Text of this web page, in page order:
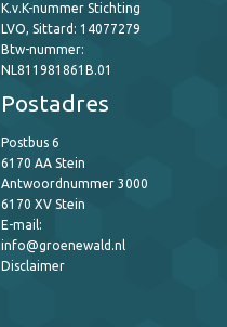
K.v.K-nummer Stichting
LVO, Sittard: 14077279
Btw-nummer:
NL811981861B.01
Postadres
Postbus 6
6170 AA Stein
Antwoordnummer 3000
6170 XV Stein
E-mail:
info@groenewald.nl
Disclaimer